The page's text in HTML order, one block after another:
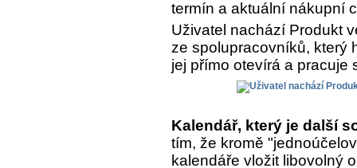
termín a aktuální nákupní
Uživatel nachází Produkt
ze spolupracovníků, který
jej přímo otevírá a pracuje
Kalendář, který je další
tím, že kromě
kalendáře vložit libovolný